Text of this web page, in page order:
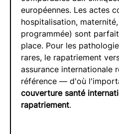
européennes. Les actes
hospitalisation,
programmée) sont
place. Pour les
rares, le rapatriement
assurance internationale
référence — d'où
couverture santé
rapatriement.